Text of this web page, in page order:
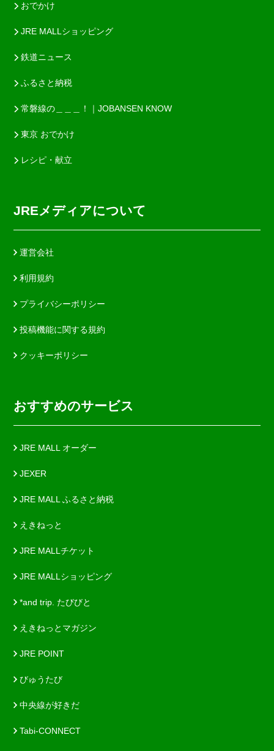
おでかけ
JRE MALLショッピング
鉄道ニュース
ふるさと納税
常磐線の＿＿＿！｜JOBANSEN KNOW
東京 おでかけ
レシピ・献立
JREメディアについて
運営会社
利用規約
プライバシーポリシー
投稿機能に関する規約
クッキーポリシー
おすすめのサービス
JRE MALL オーダー
JEXER
JRE MALL ふるさと納税
えきねっと
JRE MALLチケット
JRE MALLショッピング
*and trip. たびびと
えきねっとマガジン
JRE POINT
びゅうたび
中央線が好きだ
Tabi-CONNECT